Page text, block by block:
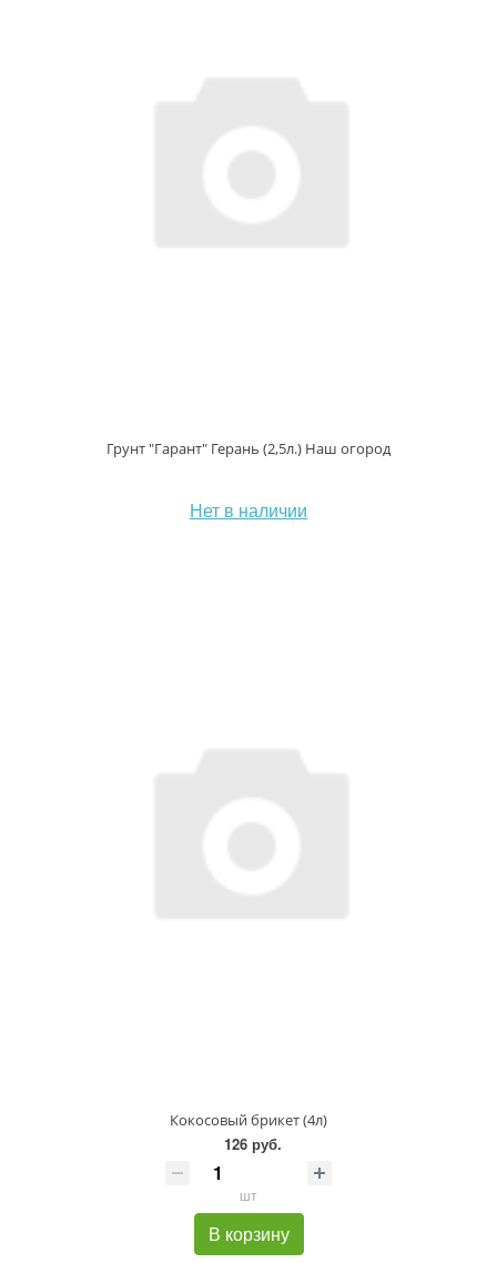
Грунт "Гарант" Герань (2,5л.) Наш огород
Нет в наличии
Кокосовый брикет (4л)
126 руб.
шт
В корзину